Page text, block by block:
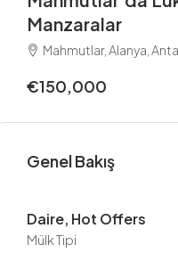
Manzaralar
Mahmutlar, Alanya,
€150,000
Genel Bakış
Daire, Hot Offers
Mülk Tipi